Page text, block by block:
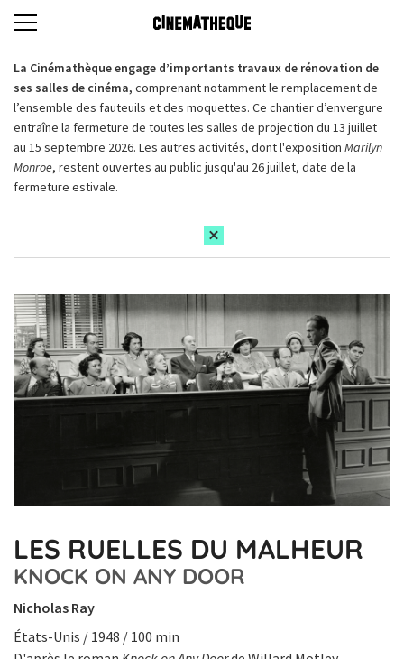
La Cinémathèque engage d’importants travaux de rénovation de
ses salles de cinéma, comprenant notamment le remplacement de
l’ensemble des fauteuils et des moquettes. Ce chantier d’envergure
entraîne la fermeture de toutes les salles de projection du 13 juillet
au 15 septembre 2026. Les autres activités, dont l'exposition Marilyn
Monroe, restent ouvertes au public jusqu'au 26 juillet, date de la
fermeture estivale.
LES RUELLES DU MALHEUR
KNOCK ON ANY DOOR
Nicholas Ray
États-Unis / 1948 / 100 min